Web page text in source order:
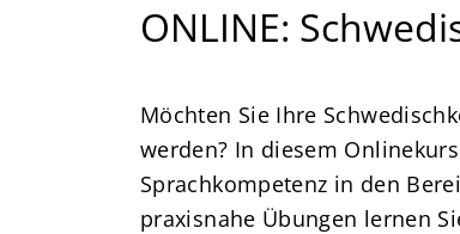
ONLINE:
Möchten Sie Ihre
werden? In diesem
Sprachkompetenz in den
praxisnahe Übungen lernen